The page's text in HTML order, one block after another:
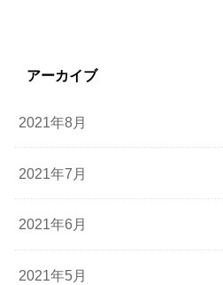
アーカイブ
2021年8月
2021年7月
2021年6月
2021年5月